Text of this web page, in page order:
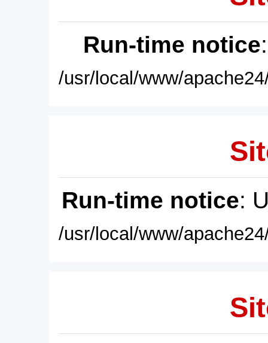
Run-time notice
/usr/local/www/
Run-time notice:
/usr/local/www/